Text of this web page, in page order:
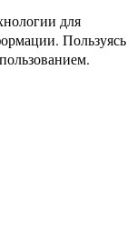
для
Пользуясь